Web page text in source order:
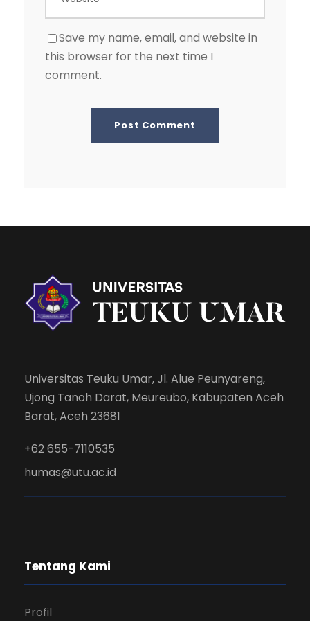
Save my name, email, and website in
this browser for the next time I
comment.
Universitas Teuku Umar, Jl. Alue Peunyareng,
Ujong Tanoh Darat, Meureubo, Kabupaten Aceh
Barat, Aceh 23681
+62 655-7110535
humas@utu.ac.id
Tentang Kami
Profil